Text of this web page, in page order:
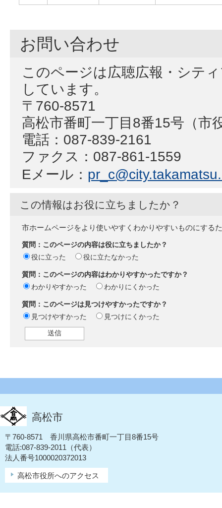
お問い合わせ
このページは広聴広報・シテ
しています。
〒760-8571
高松市番町一丁目8番15号（市
電話：087-839-2161
ファクス：087-861-1559
Eメール：
この情報はお役に立ちましたか？
市ホームページをより使いやすくわかりやすいものにする
質問：このページの内容は役に立ちましたか？
役に立った
役に立たなかった
質問：このページの内容はわかりやすかったですか？
わかりやすかった
わかりにくかった
質問：このページは見つけやすかったですか？
見つけやすかった
見つけにくかった
高松市
〒760-8571 香川県高松市番町一丁目8番15号
電話:087-839-2011（代表）
法人番号1000020372013
高松市役所へのアクセス